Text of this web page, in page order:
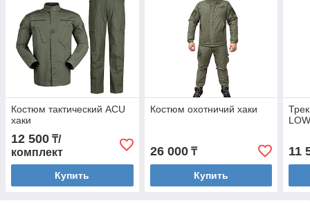
Костюм тактический ACU
хаки
12 500 ₸/
комплект
Купить
Костюм охотничий хаки
26 000₸
Купить
11